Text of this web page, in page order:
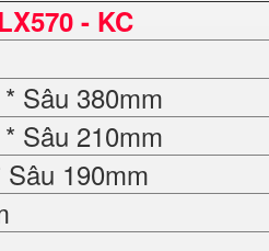
LX570 - KC
Sâu 380mm
Sâu 210mm
190mm